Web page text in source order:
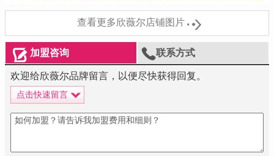
查看更多欣薇尔店铺图片
 加盟咨询 联系方式
欢迎给欣薇尔品牌留言，以便尽快获得回复。
点击快速留言